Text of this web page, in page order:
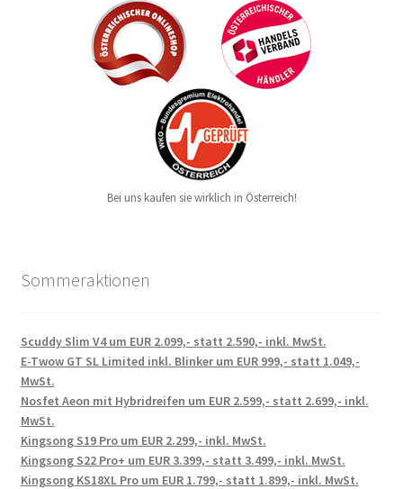
Bei uns kaufen sie wirklich in Österreich!
Sommeraktionen
Scuddy Slim V4 um EUR 2.099,- statt 2.590,- inkl. MwSt.
E-Twow GT SL Limited inkl. Blinker um EUR 999,- statt 1.049,-
MwSt.
Nosfet Aeon mit Hybridreifen um EUR 2.599,- statt 2.699,- inkl.
MwSt.
Kingsong S19 Pro um EUR 2.299,- inkl. MwSt.
Kingsong S22 Pro+ um EUR 3.399,- statt 3.499,- inkl. MwSt.
Kingsong KS18XL Pro um EUR 1.799,- statt 1.899,- inkl. MwSt.